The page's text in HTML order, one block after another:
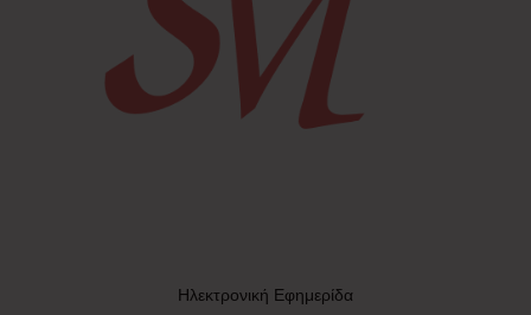
Ηλεκτρονική Εφημερίδα